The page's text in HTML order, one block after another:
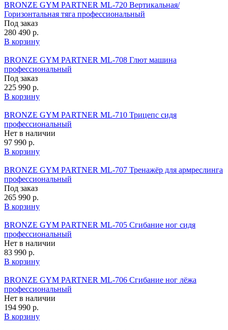
BRONZE GYM PARTNER ML-720 Вертикальная/
Горизонтальная тяга профессиональный
Под заказ
280 490 р.
В корзину
BRONZE GYM PARTNER ML-708 Глют машина
профессиональный
Под заказ
225 990 р.
В корзину
BRONZE GYM PARTNER ML-710 Трицепс сидя
профессиональный
Нет в наличии
97 990 р.
В корзину
BRONZE GYM PARTNER ML-707 Тренажёр для армреслинга
профессиональный
Под заказ
265 990 р.
В корзину
BRONZE GYM PARTNER ML-705 Сгибание ног сидя
профессиональный
Нет в наличии
83 990 р.
В корзину
BRONZE GYM PARTNER ML-706 Сгибание ног лёжа
профессиональный
Нет в наличии
194 990 р.
В корзину